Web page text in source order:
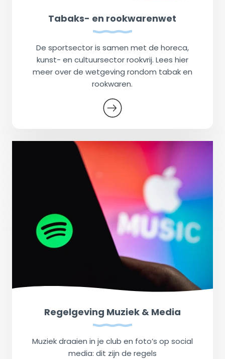
Tabaks- en rookwarenwet
De sportsector is samen met de horeca,
kunst- en cultuursector rookvrij. Lees hier
meer over de wetgeving rondom tabak en
rookwaren.
Regelgeving Muziek & Media
Muziek draaien in je club en foto’s op social
media: dit zijn de regels